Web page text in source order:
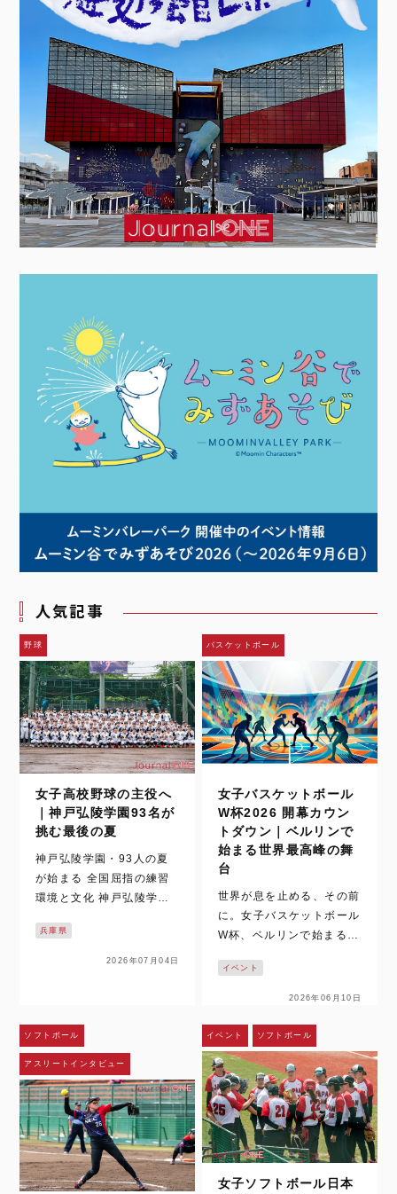
人気記事
野球
女子高校野球の主役へ
｜神戸弘陵学園93名が
挑む最後の夏
神戸弘陵学園・93人の夏
が始まる 全国屈指の練習
環境と文化 神戸弘陵学園
立ち続ける名門だ。 その9
3名が迎える最後の夏を追
ディション。しかし、神戸
弘陵学園の…
兵庫県
2026年07月04日
バスケットボール
女子バスケットボール
W杯2026 開幕カウン
トダウン｜ベルリンで
始まる世界最高峰の舞
台
世界が息を止める、その前
に。女子バスケットボール
W杯、ベルリンで始まる時
ケットボールの試合映像
は、テレビや配信、SNS
た。ハイライトや切り取ら
れた一瞬を、何度でも目に
することができる。さら
に、時差のある国か…
イベント
2026年06月10日
ソフトボール
アスリートインタビュー
イベント ソフトボール
女子ソフトボール日本